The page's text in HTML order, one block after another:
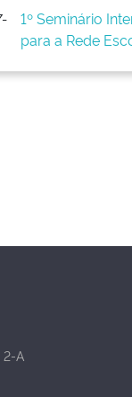
1º Seminário
para a Rede
2-A